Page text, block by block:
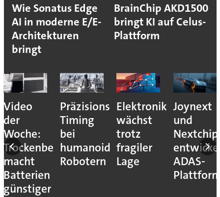
Wie Sonatus Edge
AI in moderne E/E-
Architekturen
bringt
BrainChip AKD1500
bringt KI auf Celus-
Plattform
Video
der
Woche:
Trockenbeschichtung
macht
Batterien
günstiger
Präzisions-
Timing
bei
humanoiden
Robotern
wächst
trotz
fragiler
Lage
Joynext
und
Nextchip
ADAS-